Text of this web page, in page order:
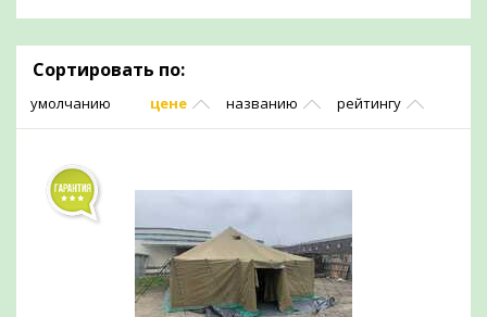
Сортировать по:
умолчанию цене названию рейтингу